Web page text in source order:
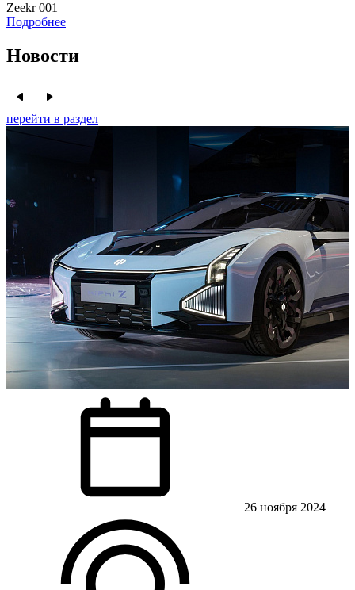
Zeekr 001
Подробнее
Новости
перейти в раздел
26 ноября 2024